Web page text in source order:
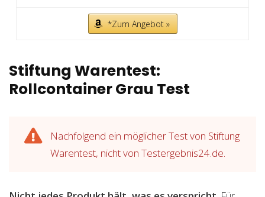
*Zum Angebot »
Stiftung Warentest:
Rollcontainer Grau Test
Nachfolgend ein möglicher Test von Stiftung
Warentest, nicht von Testergebnis24.de.